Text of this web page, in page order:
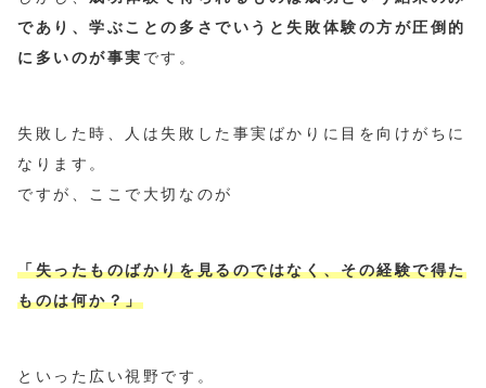
であり、学ぶことの多さでいうと失敗体験の方が圧倒的
に多いのが事実 です。
失敗した時、人は失敗した事実ばかりに目を向けがちに
なります。
ですが、ここで大切なのが
「失ったものばかりを見るのではなく、その経験で得た
ものは何か？」
といった広い視野です。